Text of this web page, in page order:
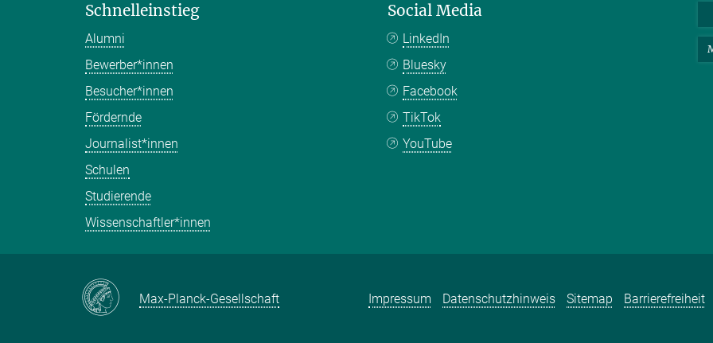
Schnelleinstieg
Alumni
Bewerber*innen
Besucher*innen
Fördernde
Journalist*innen
Schulen
Studierende
Wissenschaftler*innen
Social Media
LinkedIn
Bluesky
Facebook
TikTok
YouTube
Max-Planck-Gesellschaft Impressum Datenschutzhinweis Sitemap Barrierefreiheit